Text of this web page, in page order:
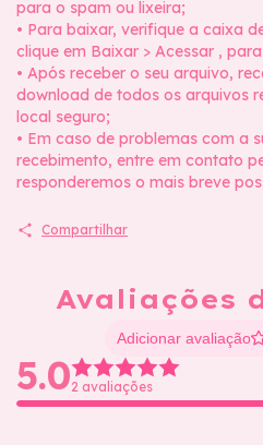
para o spam ou lixeira;
• Para baixar, verifique a caixa
clique em Baixar > Acessar ,
• Após receber o seu arquivo,
download de todos os arquivos
local seguro;
• Em caso de problemas com a
recebimento, entre em contato
responderemos o mais breve
Compartilhar
Avaliações
Adicionar avaliação
5.02 avaliações